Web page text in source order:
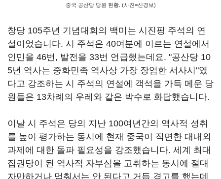
중국 공산당 당원 현황. (사진=신경보)
창당 105주년 기념대회의 백미는 시진핑 주석의 연
설이었습니다. 시 주석은 40여분에 이르는 연설에서
인민을 46번, 발전을 33번 언급했는데요. "공산당 10
5년 역사는 중화민족 역사상 가장 장엄한 서사시"였
다고 강조하는 시 주석의 연설에 객석을 가득 메운 당
원들은 13차례의 우레와 같은 박수로 화답했습니다.
이날 시 주석은 당의 지난 100여년간의 역사적 성취
를 높이 평가하는 동시에 현재 중국이 직면한 대내외
과제에 대한 돌파 필요성을 강조했습니다. 세계 최대
집권당이 된 역사적 자부심을 고취하는 동시에 절대
자만하거나 멈춰서는 안 된다고 거듭 경고를 했는데